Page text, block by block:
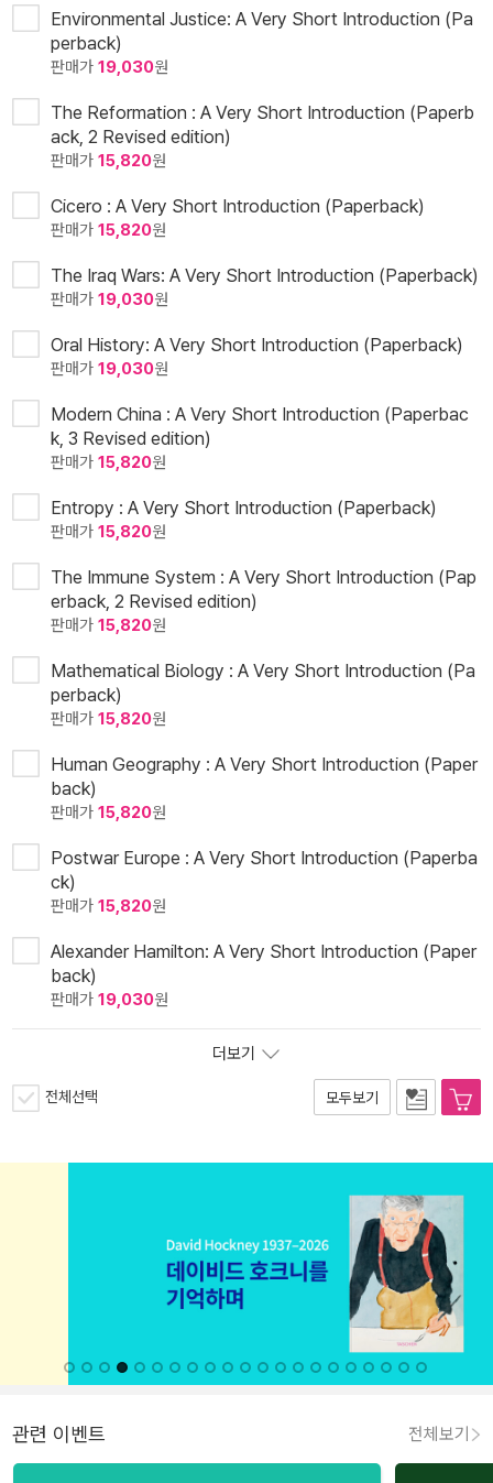
Environmental Justice: A Very Short Introduction (Pa
perback)
판매가 19,030원
The Reformation : A Very Short Introduction (Paperb
ack, 2 Revised edition)
판매가 15,820원
Cicero : A Very Short Introduction (Paperback)
판매가 15,820원
The Iraq Wars: A Very Short Introduction (Paperback)
판매가 19,030원
Oral History: A Very Short Introduction (Paperback)
판매가 19,030원
Modern China : A Very Short Introduction (Paperbac
k, 3 Revised edition)
판매가 15,820원
Entropy : A Very Short Introduction (Paperback)
판매가 15,820원
The Immune System : A Very Short Introduction (Pap
erback, 2 Revised edition)
판매가 15,820원
Mathematical Biology : A Very Short Introduction (Pa
perback)
판매가 15,820원
Human Geography : A Very Short Introduction (Paper
back)
판매가 15,820원
Postwar Europe : A Very Short Introduction (Paperba
ck)
판매가 15,820원
Alexander Hamilton: A Very Short Introduction (Paper
back)
판매가 19,030원
더보기
전체선택 모두보기
관련 이벤트 전체보기